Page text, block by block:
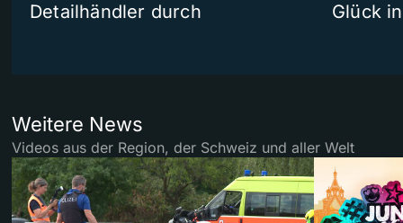
Detailhändler durch
Glück
Weitere News
Videos aus der Region, der Schweiz und aller Welt